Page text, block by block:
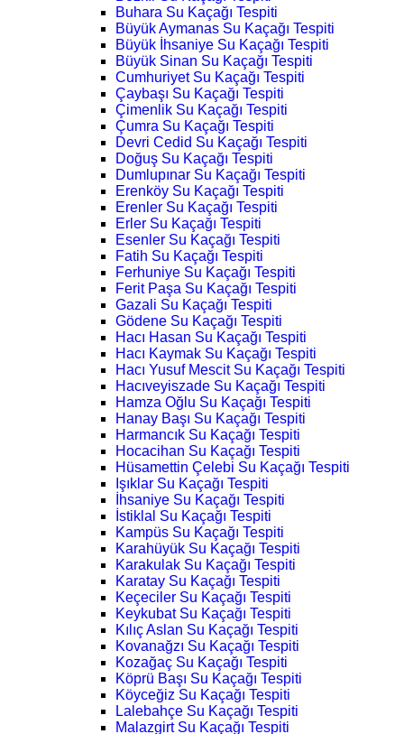
Buhara Su Kaçağı Tespiti
Büyük Aymanas Su Kaçağı Tespiti
Büyük İhsaniye Su Kaçağı Tespiti
Büyük Sinan Su Kaçağı Tespiti
Cumhuriyet Su Kaçağı Tespiti
Çaybaşı Su Kaçağı Tespiti
Çimenlik Su Kaçağı Tespiti
Çumra Su Kaçağı Tespiti
Devri Cedid Su Kaçağı Tespiti
Doğuş Su Kaçağı Tespiti
Dumlupınar Su Kaçağı Tespiti
Erenköy Su Kaçağı Tespiti
Erenler Su Kaçağı Tespiti
Erler Su Kaçağı Tespiti
Esenler Su Kaçağı Tespiti
Fatih Su Kaçağı Tespiti
Ferhuniye Su Kaçağı Tespiti
Ferit Paşa Su Kaçağı Tespiti
Gazali Su Kaçağı Tespiti
Gödene Su Kaçağı Tespiti
Hacı Hasan Su Kaçağı Tespiti
Hacı Kaymak Su Kaçağı Tespiti
Hacı Yusuf Mescit Su Kaçağı Tespiti
Hacıveyiszade Su Kaçağı Tespiti
Hamza Oğlu Su Kaçağı Tespiti
Hanay Başı Su Kaçağı Tespiti
Harmancık Su Kaçağı Tespiti
Hocacihan Su Kaçağı Tespiti
Hüsamettin Çelebi Su Kaçağı Tespiti
Işıklar Su Kaçağı Tespiti
İhsaniye Su Kaçağı Tespiti
İstiklal Su Kaçağı Tespiti
Kampüs Su Kaçağı Tespiti
Karahüyük Su Kaçağı Tespiti
Karakulak Su Kaçağı Tespiti
Karatay Su Kaçağı Tespiti
Keçeciler Su Kaçağı Tespiti
Keykubat Su Kaçağı Tespiti
Kılıç Aslan Su Kaçağı Tespiti
Kovanağzı Su Kaçağı Tespiti
Kozağaç Su Kaçağı Tespiti
Köprü Başı Su Kaçağı Tespiti
Köyceğiz Su Kaçağı Tespiti
Lalebahçe Su Kaçağı Tespiti
Malazgirt Su Kaçağı Tespiti